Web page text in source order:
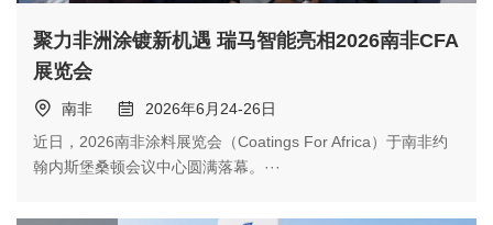
聚力非洲涂镀新机遇 瑞马智能亮相2026南非CFA
展览会
南非
2026年6月24-26日
近日，2026南非涂料展览会（Coatings For Africa）于南非约
翰内斯堡桑顿会议中心圆满落幕。···